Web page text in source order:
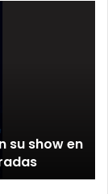
su show en